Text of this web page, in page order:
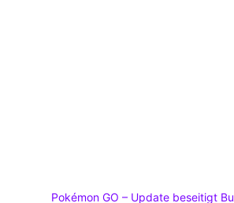
Pokémon GO – Update beseitigt